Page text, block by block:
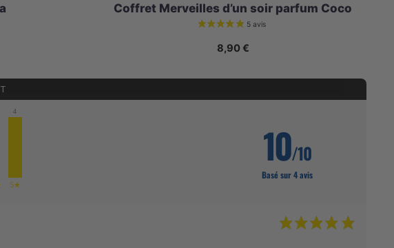
Coffret Merveilles d’un soir parfum Coco
8,90 €
4
5★
10/10
Basé sur 4 avis